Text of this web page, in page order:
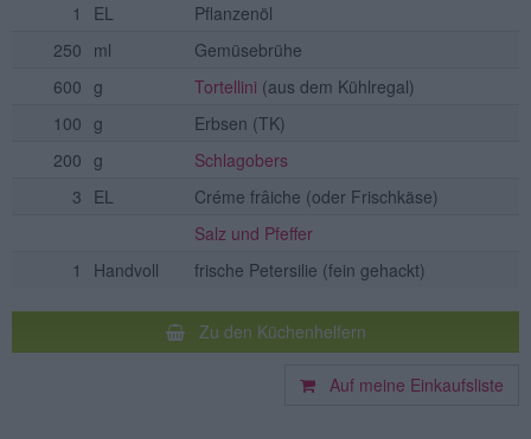
1
EL
Pflanzenöl
250 ml
Gemüsebrühe
600 g Tortellini (aus dem Kühlregal)
100 g Erbsen (TK)
200 g
Schlagobers
3 EL Créme frâiche (oder Frischkäse)
Salz und Pfeffer
1
Handvoll frische Petersilie (fein gehackt)
Zu den Küchenhelfern
Auf meine Einkaufsliste